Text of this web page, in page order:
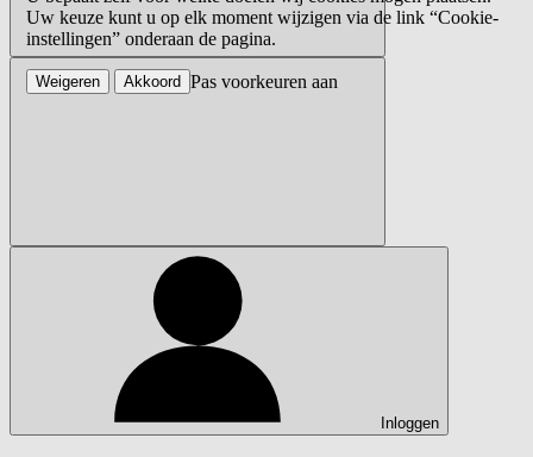
Inloggen
Uw keuze kunt u op elk moment wijzigen via de link “Cookie-
instellingen” onderaan de pagina.
Pas voorkeuren aan
Weigeren Akkoord